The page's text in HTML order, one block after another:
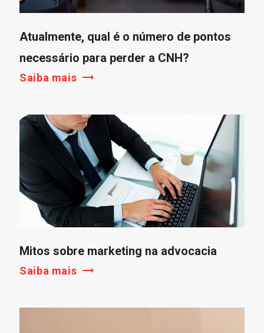
Atualmente, qual é o número de pontos
necessário para perder a CNH?
Saiba mais
Mitos sobre marketing na advocacia
Saiba mais